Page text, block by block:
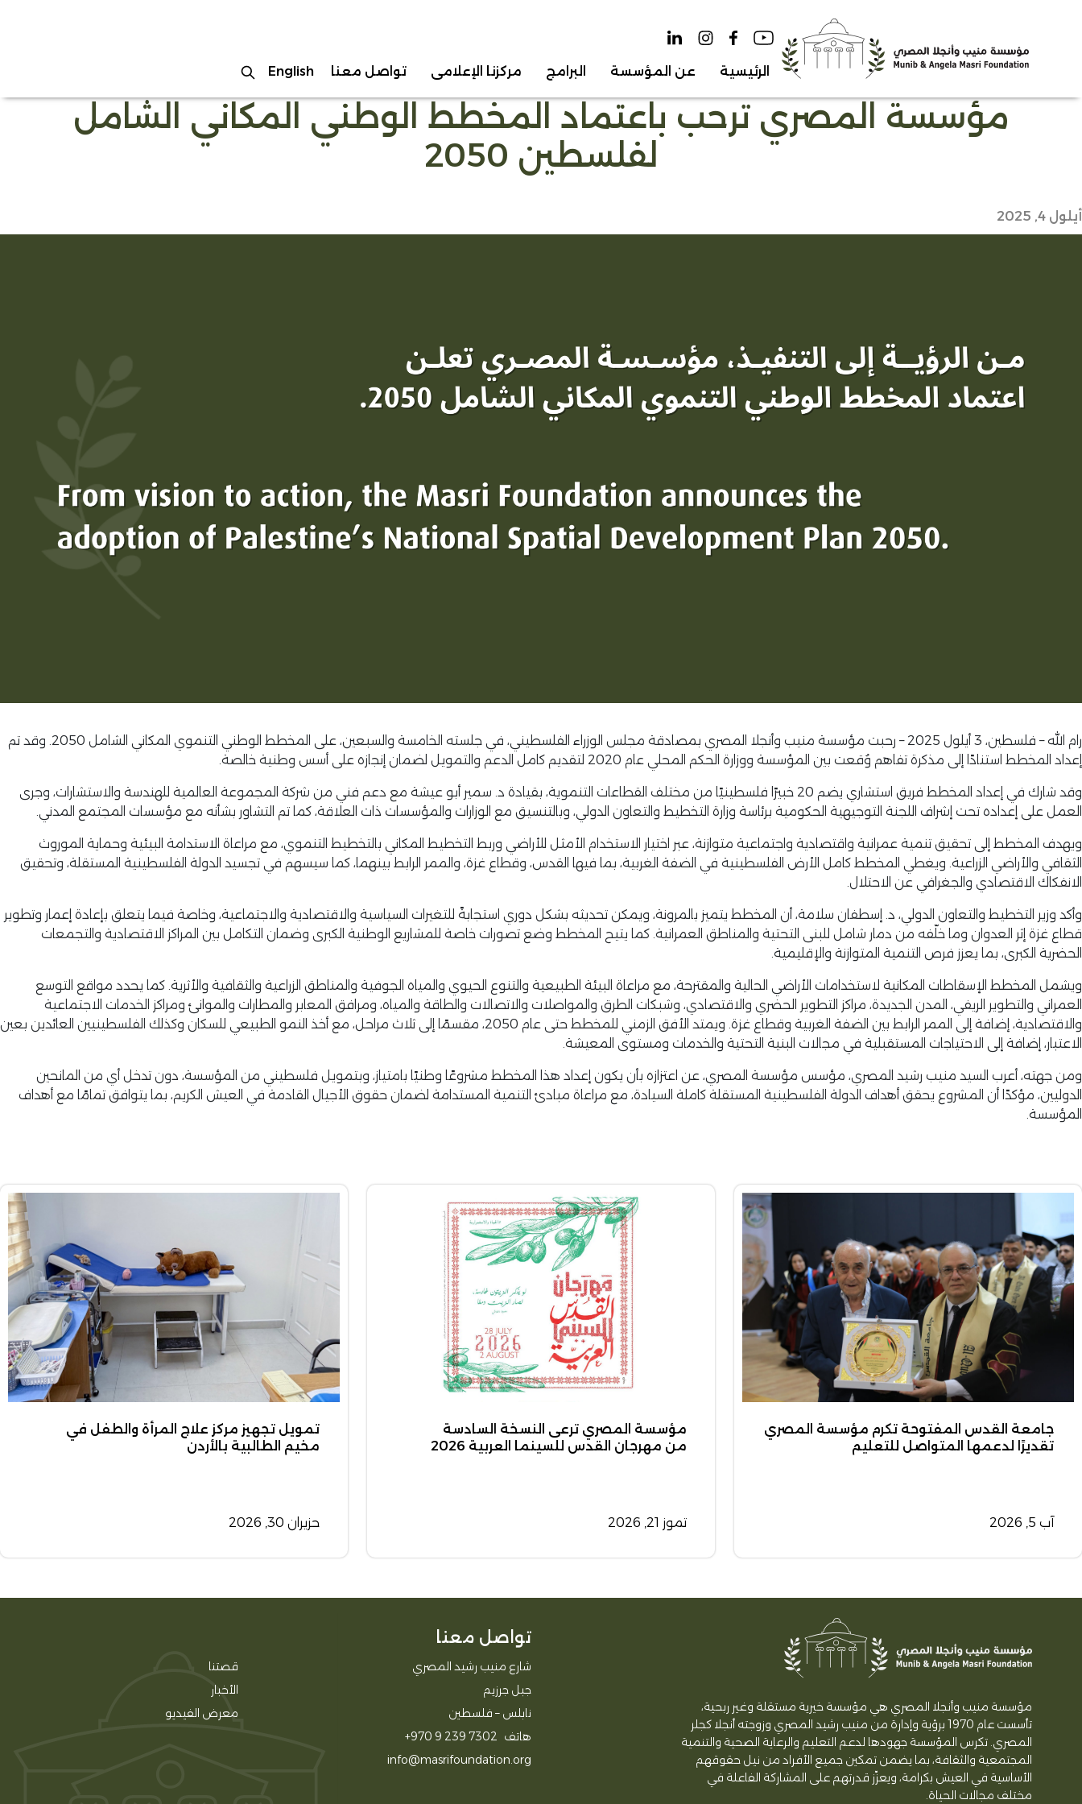
الرئيسية
عن المؤسسة البرامج مركزنا الإعلامي تواصل معنا English
مؤسسة المصري ترحب باعتماد المخطط الوطني المكاني الشامل
لفلسطين 2050
أيلول 4, 2025
رام الله – فلسطين، 3 أيلول 2025 – رحبت مؤسسة منيب وأنجلا المصري بمصادقة مجلس الوزراء الفلسطيني، في جلسته الخامسة والسبعين، على المخطط الوطني التنموي المكاني الشامل 2050. وقد تم
إعداد المخطط استنادًا إلى مذكرة تفاهم وُقعت بين المؤسسة ووزارة الحكم المحلي عام 2020 لتقديم كامل الدعم والتمويل لضمان إنجازه على أسس وطنية خالصة.
وقد شارك في إعداد المخطط فريق استشاري يضم 20 خبيرًا فلسطينيًا من مختلف القطاعات التنموية، بقيادة د. سمير أبو عيشة مع دعم فني من شركة المجموعة العالمية للهندسة والاستشارات، وجرى
العمل على إعداده تحت إشراف اللجنة التوجيهية الحكومية برئاسة وزارة التخطيط والتعاون الدولي، وبالتنسيق مع الوزارات والمؤسسات ذات العلاقة، كما تم التشاور بشأنه مع مؤسسات المجتمع المدني.
ويهدف المخطط إلى تحقيق تنمية عمرانية واقتصادية واجتماعية متوازنة، عبر اختيار الاستخدام الأمثل للأراضي وربط التخطيط المكاني بالتخطيط التنموي، مع مراعاة الاستدامة البيئية وحماية الموروث
الثقافي والأراضي الزراعية. ويغطي المخطط كامل الأرض الفلسطينية في الضفة الغربية، بما فيها القدس، وقطاع غزة، والممر الرابط بينهما، كما سيسهم في تجسيد الدولة الفلسطينية المستقلة، وتحقيق
الانفكاك الاقتصادي والجغرافي عن الاحتلال.
وأكد وزير التخطيط والتعاون الدولي، د. إسطفان سلامة، أن المخطط يتميز بالمرونة، ويمكن تحديثه بشكل دوري استجابةً للتغيرات السياسية والاقتصادية والاجتماعية، وخاصة فيما يتعلق بإعادة إعمار وتطوير
قطاع غزة إثر العدوان وما خلّفه من دمار شامل للبنى التحتية والمناطق العمرانية. كما يتيح المخطط وضع تصورات خاصة للمشاريع الوطنية الكبرى وضمان التكامل بين المراكز الاقتصادية والتجمعات
الحضرية الكبرى، بما يعزز فرص التنمية المتوازنة والإقليمية.
ويشمل المخطط الإسقاطات المكانية لاستخدامات الأراضي الحالية والمقترحة، مع مراعاة البيئة الطبيعية والتنوع الحيوي والمياه الجوفية والمناطق الزراعية والثقافية والأثرية. كما يحدد مواقع التوسع
العمراني والتطوير الريفي، المدن الجديدة، مراكز التطوير الحضري والاقتصادي، وشبكات الطرق والمواصلات والاتصالات والطاقة والمياه، ومرافق المعابر والمطارات والموانئ ومراكز الخدمات الاجتماعية
والاقتصادية، إضافة إلى الممر الرابط بين الضفة الغربية وقطاع غزة. ويمتد الأفق الزمني للمخطط حتى عام 2050، مقسمًا إلى ثلاث مراحل، مع أخذ النمو الطبيعي للسكان وكذلك الفلسطينيين العائدين بعين
الاعتبار، إضافة إلى الاحتياجات المستقبلية في مجالات البنية التحتية والخدمات ومستوى المعيشة.
ومن جهته، أعرب السيد منيب رشيد المصري، مؤسس مؤسسة المصري، عن اعتزازه بأن يكون إعداد هذا المخطط مشروعًا وطنيًا بامتياز، وبتمويل فلسطيني من المؤسسة، دون تدخل أي من المانحين
الدوليين، مؤكدًا أن المشروع يحقق أهداف الدولة الفلسطينية المستقلة كاملة السيادة، مع مراعاة مبادئ التنمية المستدامة لضمان حقوق الأجيال القادمة في العيش الكريم، بما يتوافق تمامًا مع أهداف
المؤسسة.
جامعة القدس المفتوحة تكرم مؤسسة المصري
تقديرًا لدعمها المتواصل للتعليم
آب 5, 2026
مؤسسة المصري ترعى النسخة السادسة
من مهرجان القدس للسينما العربية 2026
تموز 21, 2026
تمويل تجهيز مركز علاج المرأة والطفل في
مخيم الطالبية بالأردن
حزيران 30, 2026
مؤسسة منيب وأنجلا المصري هي مؤسسة خيرية مستقلة وغير ربحية،
تأسست عام 1970 برؤية وإدارة من منيب رشيد المصري وزوجته أنجلا كجلر
المصري. تكرس المؤسسة جهودها لدعم التعليم والرعاية الصحية والتنمية
المجتمعية والثقافة، بما يضمن تمكين جميع الأفراد من نيل حقوقهم
الأساسية في العيش بكرامة، ويعزّز قدرتهم على المشاركة الفاعلة في
مختلف مجالات الحياة.
تواصل معنا
شارع منيب رشيد المصري
جبل جرزيم
نابلس – فلسطين
هاتف +970 9 239 7302
info@masrifoundation.org
قصتنا
الأخبار
معرض الفيديو